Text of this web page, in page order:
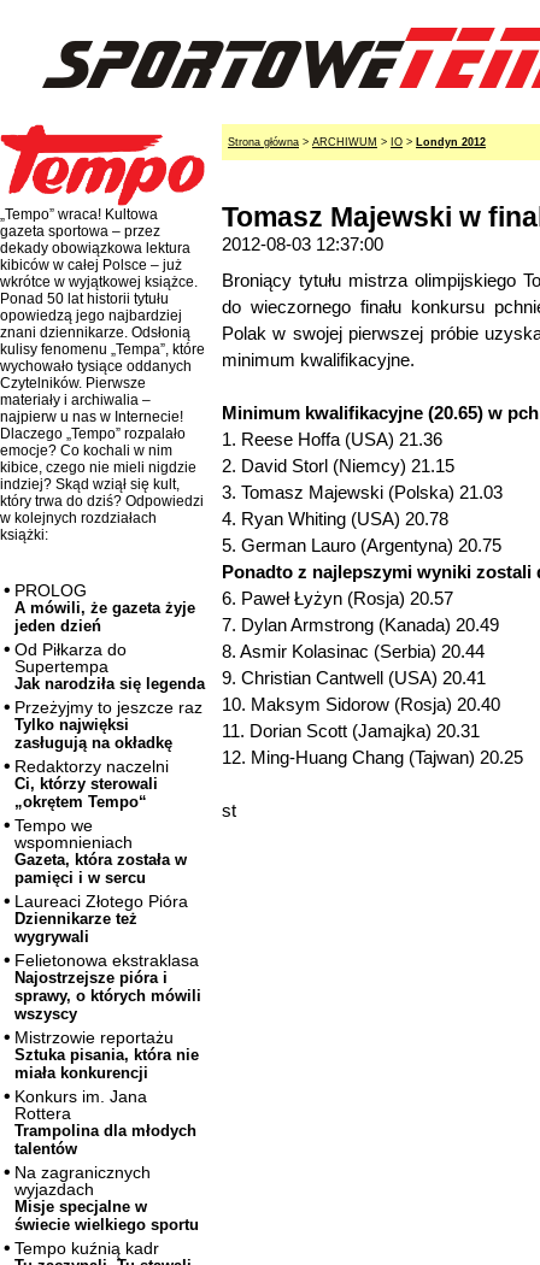
„Tempo” wraca! Kultowa
gazeta sportowa – przez
dekady obowiązkowa lektura
kibiców w całej Polsce – już
wkrótce w wyjątkowej książce.
Ponad 50 lat historii tytułu
opowiedzą jego najbardziej
znani dziennikarze. Odsłonią
kulisy fenomenu „Tempa”, które
wychowało tysiące oddanych
Czytelników. Pierwsze
materiały i archiwalia –
najpierw u nas w Internecie!
Dlaczego „Tempo” rozpalało
emocje? Co kochali w nim
kibice, czego nie mieli nigdzie
indziej? Skąd wziął się kult,
który trwa do dziś? Odpowiedzi
w kolejnych rozdziałach
książki:
PROLOG
A mówili, że gazeta żyje
jeden dzień
Od Piłkarza do
Supertempa
Jak narodziła się legenda
Przeżyjmy to jeszcze raz
Tylko najwięksi
zasługują na okładkę
Redaktorzy naczelni
Ci, którzy sterowali
„okrętem Tempo“
Tempo we
wspomnieniach
Gazeta, która została w
pamięci i w sercu
Laureaci Złotego Pióra
Dziennikarze też
wygrywali
Felietonowa ekstraklasa
Najostrzejsze pióra i
sprawy, o których mówili
wszyscy
Mistrzowie reportażu
Sztuka pisania, która nie
miała konkurencji
Konkurs im. Jana
Rottera
Trampolina dla młodych
talentów
Na zagranicznych
wyjazdach
Misje specjalne w
świecie wielkiego sportu
Tempo kuźnią kadr
Strona główna > ARCHIWUM > IO > Londyn 2012
Tomasz Majewski w
2012-08-03 12:37:00
Broniący tytułu mistrza olimpijskiego
do wieczornego finału konkursu
Polak w swojej pierwszej próbie
minimum kwalifikacyjne.
Minimum kwalifikacyjne (20.65) w
1. Reese Hoffa (USA) 21.36
2. David Storl (Niemcy) 21.15
3. Tomasz Majewski (Polska) 21.03
4. Ryan Whiting (USA) 20.78
5. German Lauro (Argentyna) 20.75
Ponadto z najlepszymi wyniki zostali
6. Paweł Łyżyn (Rosja) 20.57
7. Dylan Armstrong (Kanada) 20.49
8. Asmir Kolasinac (Serbia) 20.44
9. Christian Cantwell (USA) 20.41
10. Maksym Sidorow (Rosja) 20.40
11. Dorian Scott (Jamajka) 20.31
12. Ming-Huang Chang (Tajwan) 20.25
st